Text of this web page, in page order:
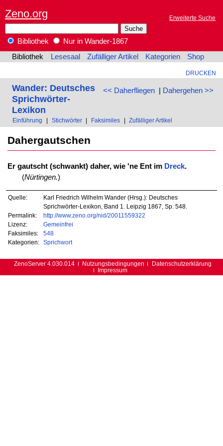
Zeno.org Erweiterte Suche
Bibliothek
Nur in Wander-1867
Bibliothek
Lesesaal Zufälliger Artikel Kategorien Shop
DRUCKEN
<< Daherfliegen| Dahergehen >>
Wander: Deutsches
Sprichwörter-
Lexikon
Einführung Stichwörter Faksimiles Zufälliger Artikel
Dahergautschen
Er gautscht (schwankt) daher, wie 'ne Ent im Dreck.
(Nürtingen.)
Quelle:
Karl Friedrich Wilhelm Wander (Hrsg.): Deutsches
Sprichwörter-Lexikon, Band 1. Leipzig 1867, Sp. 548.
Permalink:
http://www.zeno.org/nid/20011559322
Lizenz:
Gemeinfrei
Faksimiles:
548
Kategorien:
Sprichwort
ZenoServer 4.030.014 Nutzungsbedingungen
Datenschutzerklärung
Impressum